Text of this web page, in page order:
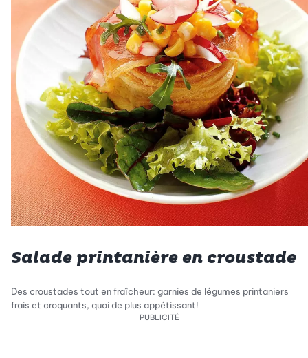
Salade printanière en croustade
Des croustades tout en fraîcheur: garnies de légumes printaniers
frais et croquants, quoi de plus appétissant!
PUBLICITÉ